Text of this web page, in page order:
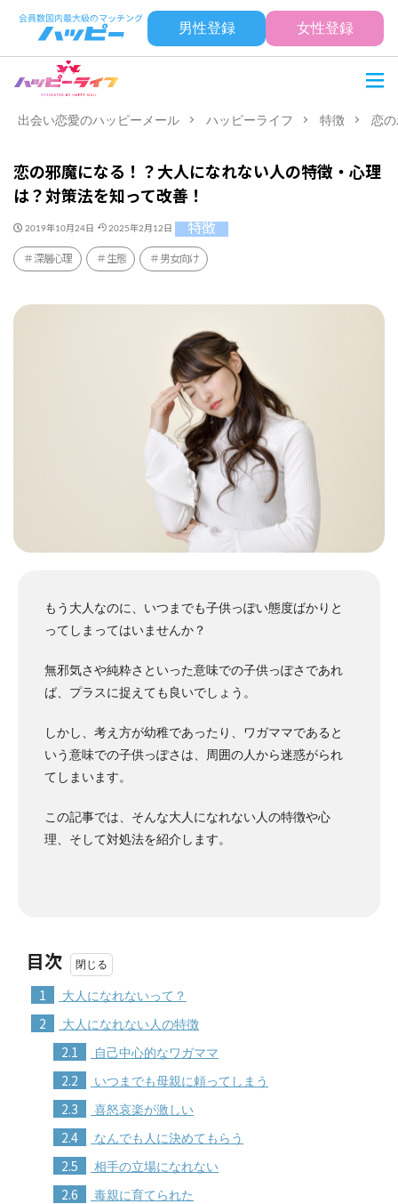
男性登録 女性登録
出会い恋愛のハッピーメール ハッピーライフ 特徴 恋
恋の邪魔になる！？大人になれない人の特徴・心理
は？対策法を知って改善！
2019年10月24日 2025年2月12日 特徴
深層心理 生態 男女向け
も う大人なのに、いつまでも子供っぽい態度ばかりと
ってしまってはいませんか？
無邪気さや純粋さといった意味での子供っぽさであれ
ば、プラスに捉えても良いでしょう。
しかし、考え方が幼稚であったり、ワガママであると
いう意味での子供っぽさは、周囲の人から迷惑がられ
てしまいます。
この記事では、そんな大人になれない人の特徴や心
理、そして対処法を紹介します。
目次
1 大人になれないって？
2 大人になれない人の特徴
2.1 自己中心的なワガママ
2.2 いつまでも母親に頼ってしまう
2.3 喜怒哀楽が激しい
2.4 なんでも人に決めてもらう
2.5 相手の立場になれない
2.6 毒親に育てられた